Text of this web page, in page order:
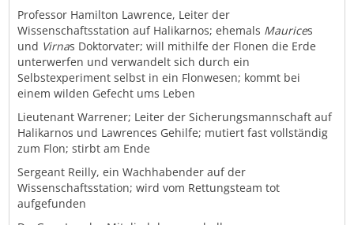
Professor Hamilton Lawrence, Leiter der
Wissenschaftsstation auf Halikarnos; ehemals Maurices
und Virnas Doktorvater; will mithilfe der Flonen die Erde
unterwerfen und verwandelt sich durch ein
Selbstexperiment selbst in ein Flonwesen; kommt bei
einem wilden Gefecht ums Leben
Lieutenant Warrener; Leiter der Sicherungsmannschaft auf
Halikarnos und Lawrences Gehilfe; mutiert fast vollständig
zum Flon; stirbt am Ende
Sergeant Reilly, ein Wachhabender auf der
Wissenschaftsstation; wird vom Rettungsteam tot
aufgefunden